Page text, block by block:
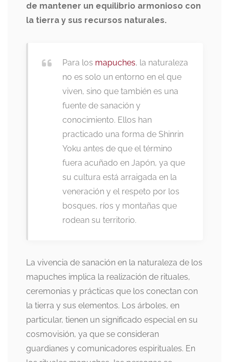
de mantener un equilibrio armonioso con
la tierra y sus recursos naturales.
Para los mapuches, la naturaleza
no es solo un entorno en el que
viven, sino que también es una
fuente de sanación y
conocimiento. Ellos han
practicado una forma de Shinrin
Yoku antes de que el término
fuera acuñado en Japón, ya que
su cultura está arraigada en la
veneración y el respeto por los
bosques, ríos y montañas que
rodean su territorio.
La vivencia de sanación en la naturaleza de los
mapuches implica la realización de rituales,
ceremonias y prácticas que los conectan con
la tierra y sus elementos. Los árboles, en
particular, tienen un significado especial en su
cosmovisión, ya que se consideran
guardianes y comunicadores espirituales. En